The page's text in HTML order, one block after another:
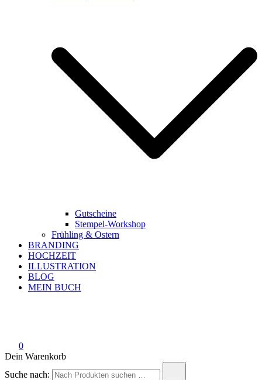
Gutscheine
Stempel-Workshop
Frühling & Ostern
BRANDING
HOCHZEIT
ILLUSTRATION
BLOG
MEIN BUCH
0
Dein Warenkorb
Suche nach: